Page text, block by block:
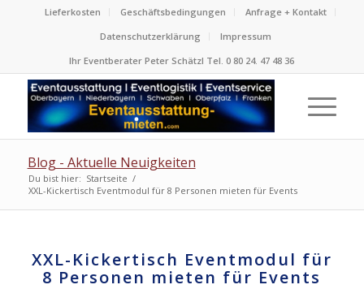
Lieferkosten Geschäftsbedingungen
Anfrage + Kontakt
Datenschutzerklärung
Impressum
Ihr Eventberater Peter Schätzl Tel. 0 80 24. 47 48 36
Blog - Aktuelle Neuigkeiten
Du bist hier: Startseite /
XXL-Kickertisch Eventmodul für 8 Personen mieten für Events
XXL-Kickertisch Eventmodul für
8 Personen mieten für Events